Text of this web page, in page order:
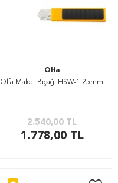
Olfa
Olfa Maket Bıçağı HSW-1 25mm
2.540,00TL
1.778,00TL